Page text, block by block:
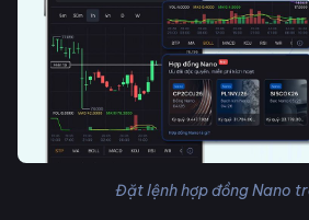
Đặt lệnh hợp đồng Nano